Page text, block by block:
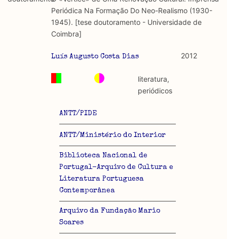
académicos.
Limitações
produzidos até 2022, contudo não foi possível ter acesso
discurso e uso da liberdade de expressão. Trata-se de
uma censura que é omnipresente, dado que é
constitutiva do próprio acto de fala.
abordagens.
Tipo investigação realizada
Empírica
Combinação teórico-empírica
Os resultados obtidos podem ser exportados em formato
.csv para importação em programas de folha de cálculo
Periódica Na Formação Do Neo-Realismo (1930-
1945). [tese doutoramento - Universidade de
Coimbra]
Luís Augusto Costa Dias 2012
ANTT/PIDE
ANTT/Ministério do Interior
Biblioteca Nacional de
Portugal-Arquivo de Cultura e
Literatura Portuguesa
Contemporânea
Arquivo da Fundação Mario
Soares
literatura,
periódicos